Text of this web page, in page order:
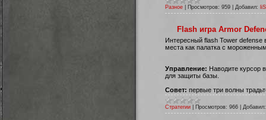
Разное Просмотров: 959 Добавил:
Flash игра Armor
Интересный flash Tower defense
места как палатка с
Управление: Наводите курсор
для защиты базы.
Совет: первые три волны
Стратегии Просмотров: 966 Добавил: